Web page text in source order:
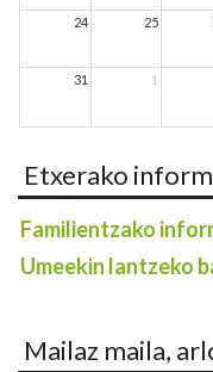
24 25
31 1
Etxerako
Familientzako
Umeekin lantzeko
Mailaz maila,